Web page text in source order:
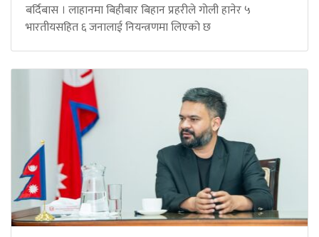
बर्दिबास । लाहानमा बिहीबार बिहान प्रहरीले गोली हानेर ५
भारतीयसहित ६ जनालाई नियन्त्रणमा लिएको छ